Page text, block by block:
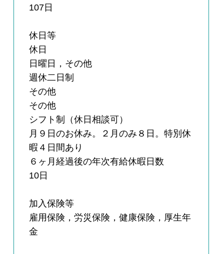
107日
休日等
休日
日曜日，その他
週休二日制
その他
その他
シフト制（休日相談可）
月９日のお休み。２月のみ８日。特別休
暇４日間あり
６ヶ月経過後の年次有給休暇日数
10日
加入保険等
雇用保険，労災保険，健康保険，厚生年
金